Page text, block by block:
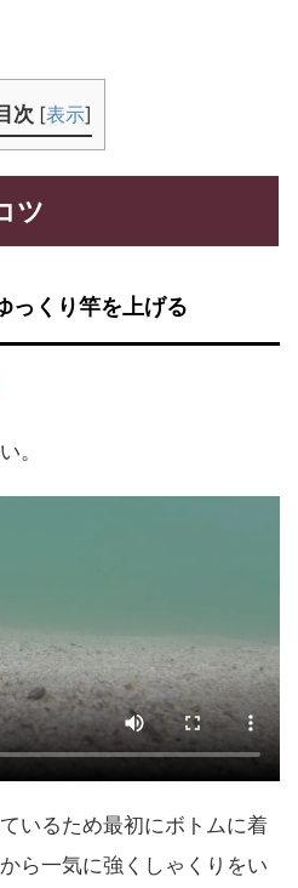
次 [表示]
ツ
っくり竿を上げる
。
いるため最初にボトムに着
ら一気に強くしゃくりをい